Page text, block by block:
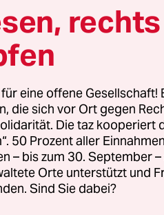
er einen Teil seines
sein Elektroauto zu
kommen
die Solarfirma
Fronius.
rechts
eine offene Gesellschaft!
die sich vor Ort gegen
Die taz kooperiert
50 Prozent aller
– bis zum 30. September
Orte unterstützt und
Sind Sie dabei?